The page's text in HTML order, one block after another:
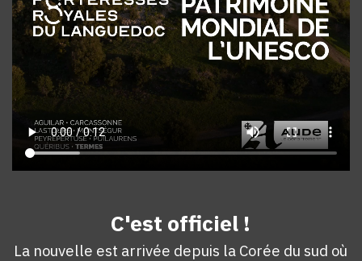
C'est officiel !
La nouvelle est arrivée depuis la Corée du sud où